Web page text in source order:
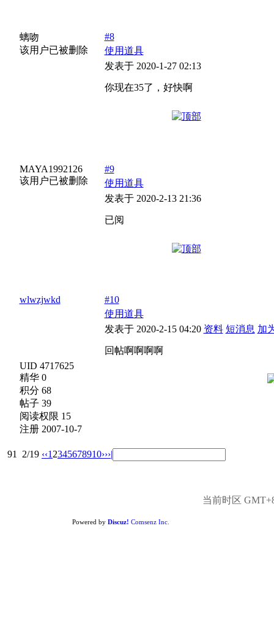
螭吻
该用户已被删除
#8
使用道具
发表于 2020-1-27 02:13
你现在35了，好快啊
MAYA1992126
该用户已被删除
#9
使用道具
发表于 2020-2-13 21:36
已阅
wlwzjwkd
UID 4717625
精华 0
积分 68
帖子 39
阅读权限 15
注册 2007-10-7
#10
使用道具
发表于 2020-2-15 04:20 资料 短消息 加
回帖啊啊啊啊
91 2/19 ‹‹1 2345678910›››|
当前时区
Powered by Discuz! Comsenz Inc.